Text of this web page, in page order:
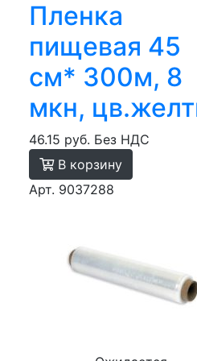
Пленка
пищевая 45
см* 300м, 8
мкн,
46.15 руб. Без НДС
В корзину
Арт. 9037288